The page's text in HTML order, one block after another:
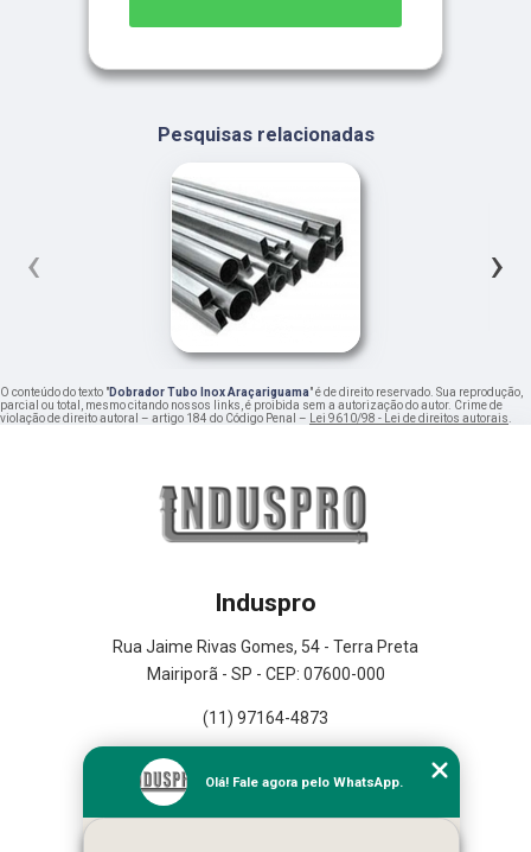
Pesquisas relacionadas
‹ ›
O conteúdo do texto "Dobrador Tubo Inox Araçariguama" é de direito reservado. Sua reprodução,
parcial ou total, mesmo citando nossos links, é proibida sem a autorização do autor. Crime de
violação de direito autoral – artigo 184 do Código Penal – Lei 9610/98 - Lei de direitos autorais.
Induspro
Rua Jaime Rivas Gomes, 54 - Terra Preta
Mairiporã - SP - CEP: 07600-000
(11) 97164-4873
Empresa
Missão
Olá! Fale agora pelo WhatsApp.